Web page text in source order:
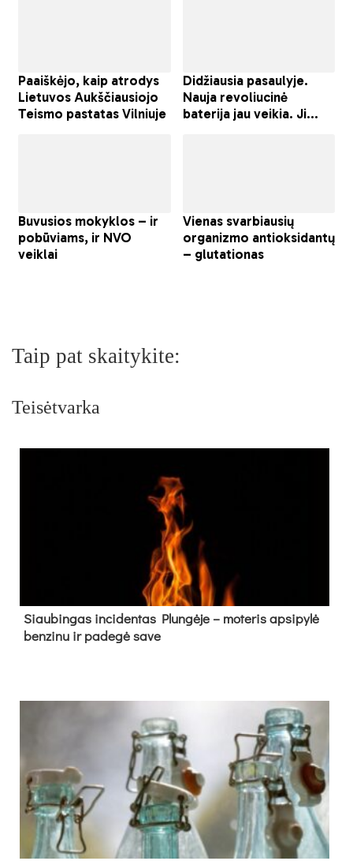
Taip pat skaitykite:
Teisėtvarka
Siau­bin­gas in­ci­den­tas Plun­gė­je – mo­te­ris ap­si­py­lė
ben­zi­nu ir pa­de­gė sa­ve